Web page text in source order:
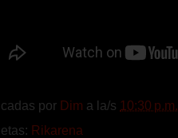
por Dim a la/s 10:30 p.m.
Rikarena